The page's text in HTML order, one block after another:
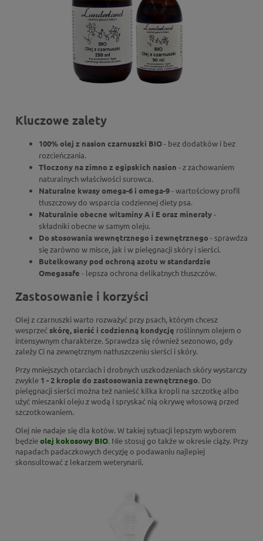
Kluczowe zalety
100% olej z nasion czarnuszki BIO- bez dodatków i bez
rozcieńczania.
Tłoczony na zimno z egipskich nasion - z zachowaniem
naturalnych właściwości surowca.
Naturalne kwasy omega-6 i omega-9- wartościowy profil
tłuszczowy do wsparcia codziennej diety psa.
Naturalnie obecne witaminy A i E oraz minerały-
składniki obecne w samym oleju.
Do stosowania wewnętrznego i zewnętrznego - sprawdza
się zarówno w misce, jak i w pielęgnacji skóry i sierści.
Butelkowany pod ochroną azotu w standardzie
Omegasafe - lepsza ochrona delikatnych tłuszczów.
Zastosowanie i korzyści
Olej z czarnuszki warto rozważyć przy psach, którym chcesz
wesprzećskórę, sierść i codzienną kondycję roślinnym olejem o
intensywnym charakterze. Sprawdza się również sezonowo, gdy
zależy Ci na zewnętrznym natłuszczeniu sierści i skóry.
Przy mniejszych otarciach i drobnych uszkodzeniach skóry wystarczy
zwykle 1 - 2 krople do zastosowania zewnętrznego. Do
pielęgnacji sierści można też nanieść kilka kropli na szczotkę albo
użyć mieszanki oleju z wodą i spryskać nią okrywę włosową przed
szczotkowaniem.
Olej nie nadaje się dla kotów. W takiej sytuacji lepszym wyborem
będzieolej kokosowy BIO. Nie stosuj go także w okresie ciąży. Przy
napadach padaczkowych decyzję o podawaniu najlepiej
skonsultować z lekarzem weterynarii.